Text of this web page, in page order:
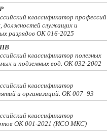
классификатор профессий
должностей служащих и
разрядов ОК 016-2025
классификатор полезных
и подземных вод. ОК 032-2002
классификатор
и организаций. ОК 007–93
классификатор
ОК 001-2021 (ИСО МКС)